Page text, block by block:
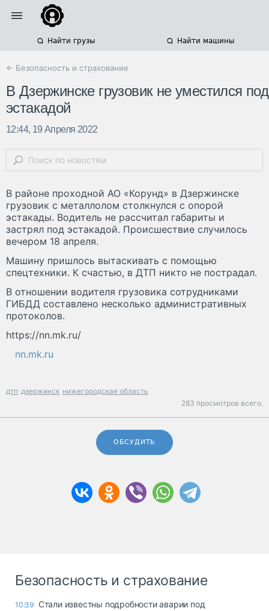
Найти грузы Найти машины
← Безопасность и страхование
В Дзержинске грузовик не уместился под
эстакадой
12:44, 19 Апреля 2022
В районе проходной АО «Корунд» в Дзержинске
грузовик с металлолом столкнулся с опорой
эстакады. Водитель не рассчитал габариты и
застрял под эстакадой. Происшествие случилось
вечером 18 апреля.
Машину пришлось вытаскивать с помощью
спецтехники. К счастью, в ДТП никто не пострадал.
В отношении водителя грузовика сотрудниками
ГИБДД составлено несколько административных
протоколов.
https://nn.mk.ru/
nn.mk.ru
дтп дзержинск нижегородская область
283 просмотров всего.
ОБСУДИТЬ
Безопасность и страхование
10:39 Стали известны подробности аварии под